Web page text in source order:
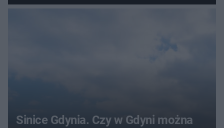
Sinice Gdynia. Czy w Gdyni można